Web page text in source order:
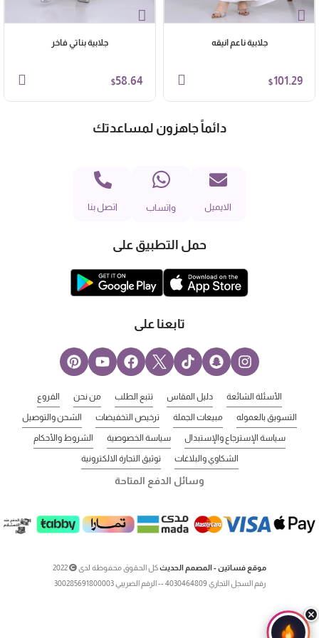
جلابية ناعم انيقه
$101.29
جلابية بناتي فاخر
$58.64
دائماً جاهزون لمساعدتك
الايميل واتساب اتصل بنا
حمل التطبيق على
تابعنا على
الأسئلة الشائعة دليل المقاس تتبع الطلب من نحن الفروع
التسويق بالعموله مبيعات الجملة ترخيص التخفيضات الشحن والتوصيل
سياسة الإسترجاع والإستبدال سياسة الخصوصية الشروط والأحكام
الشكاوي والبلاغات توثيق التجارة الالكترونية
وسائل الدفع المتاحة
موقع فساتين - المصمم الحديثكل الحقوق محفوظة لدى
2022
رقم السجل التجاري 4030464809 -- الرقم الضريبي 300285691800003